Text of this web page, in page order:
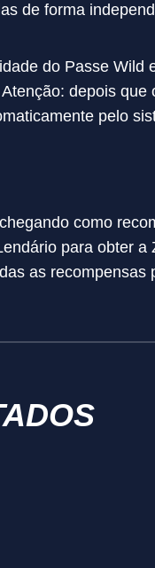
de forma
do Passe Wild
depois
pelo
como
para obter
as